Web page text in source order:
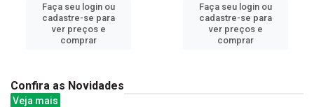
Faça seu login ou
cadastre-se para
ver preços e
comprar
Faça seu login ou
cadastre-se para
ver preços e
comprar
Confira as Novidades
Veja mais